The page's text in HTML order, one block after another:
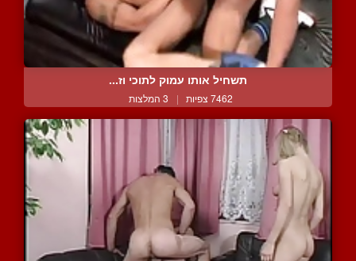
תשחיל אותו עמוק לתוכי וז...
7462 צפיות | 3 המלצות